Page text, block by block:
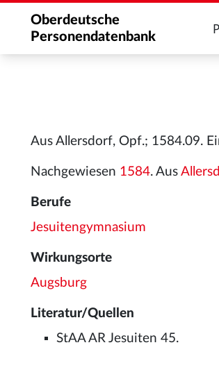
Oberdeutsche
Personendatenbank
Aus Allersdorf, Opf.; 1584.09.
Nachgewiesen 1584. Aus
Berufe
Jesuitengymnasium
Wirkungsorte
Augsburg
Literatur/Quellen
StAA AR Jesuiten 45.